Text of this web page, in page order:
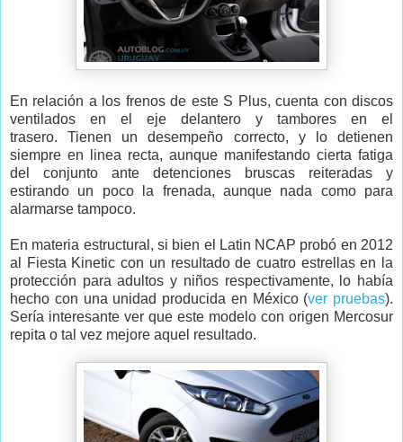
En relación a los frenos de este S Plus, cuenta con discos
ventilados en el eje delantero y tambores en el
trasero. Tienen un desempeño correcto, y lo detienen
siempre en linea recta, aunque manifestando cierta fatiga
del conjunto ante detenciones bruscas reiteradas y
estirando un poco la frenada, aunque nada como para
alarmarse tampoco.
En materia estructural, si bien el Latin NCAP probó en 2012
al Fiesta Kinetic con un resultado de cuatro estrellas en la
protección para adultos y niños respectivamente, lo había
hecho con una unidad producida en México (ver pruebas).
Sería interesante ver que este modelo con origen Mercosur
repita o tal vez mejore aquel resultado.